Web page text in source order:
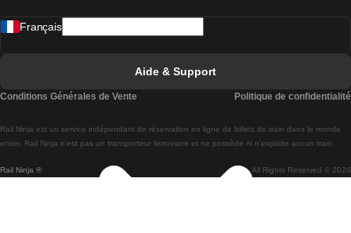
Trains de Lisbonne à Braga
Trains de Braga à Lisbonne
Rail Ninja ® All Rights Reserved © 2026
Rail.Ninja est un service indépendant de réservation en ligne de billets de train dans le monde
entier. Rail Ninja n'est pas un transporteur ferroviaire et ne possède ni n'exploite aucun train.
Français
Aide & Support
Conditions Générales de Vente Politique de confidentialité